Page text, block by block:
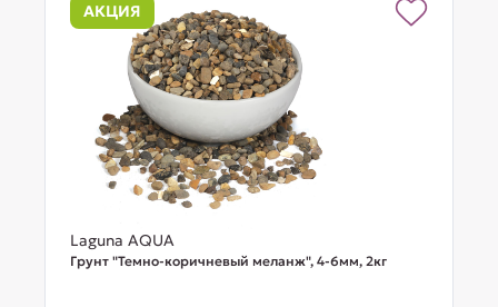
АКЦИЯ
Laguna AQUA
Грунт "Темно-коричневый меланж", 4-6мм, 2кг